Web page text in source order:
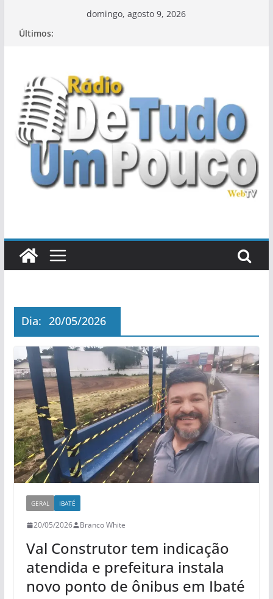
domingo, agosto 9, 2026
Últimos:
Dia: 20/05/2026
GERAL IBATÉ
20/05/2026 Branco White
Val Construtor tem indicação
atendida e prefeitura instala
novo ponto de ônibus em Ibaté